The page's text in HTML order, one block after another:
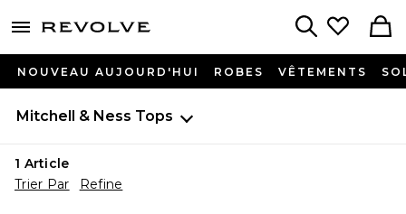
menu - shows more content
NOUVEAU AUJOURD'HUI ROBES VÊTEMENTS
Mitchell & Ness Tops
1 Article
Trier Par
Refine